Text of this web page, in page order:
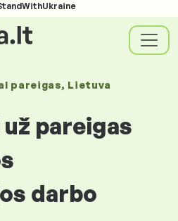
pareigas, Lietuva
pareigas
darbo